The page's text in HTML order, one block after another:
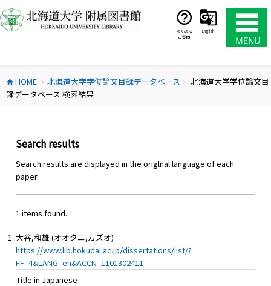
ン
テ
ス
キ
よくある
ご質問
English
home HOME chevron_right 北海道大学学位論文目録データベース chevron_right
北海道大学学位論文目
録データベース 検索結果
Search results
Search results are displayed in the origlnal language of each
paper.
1 items found.
大谷,和雄 (オオタニ,カズオ)
https://www.lib.hokudai.ac.jp/dissertations/list/?
FF=4&LANG=en&ACCN=1101302411
Title in Japanese